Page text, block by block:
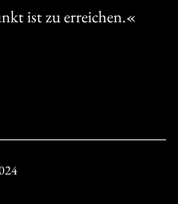
ist zu erreichen.«